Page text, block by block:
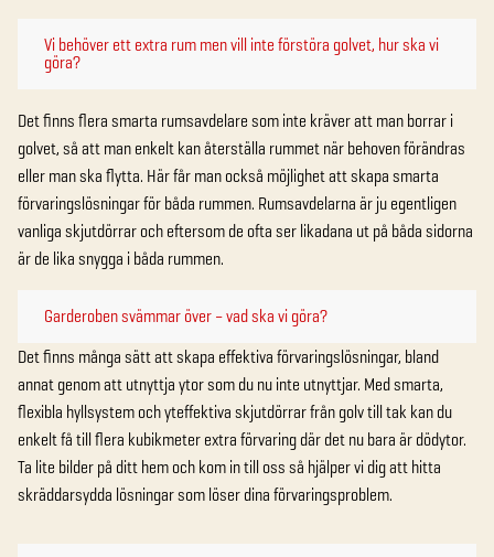
Vi behöver ett extra rum men vill inte förstöra golvet, hur ska vi
göra?
Det finns flera smarta rumsavdelare som inte kräver att man borrar i
golvet, så att man enkelt kan återställa rummet när behoven förändras
eller man ska flytta. Här får man också möjlighet att skapa smarta
förvaringslösningar för båda rummen. Rumsavdelarna är ju egentligen
vanliga skjutdörrar och eftersom de ofta ser likadana ut på båda sidorna
är de lika snygga i båda rummen.
Garderoben svämmar över – vad ska vi göra?
Det finns många sätt att skapa effektiva förvaringslösningar, bland
annat genom att utnyttja ytor som du nu inte utnyttjar. Med smarta,
flexibla hyllsystem och yteffektiva skjutdörrar från golv till tak kan du
enkelt få till flera kubikmeter extra förvaring där det nu bara är dödytor.
Ta lite bilder på ditt hem och kom in till oss så hjälper vi dig att hitta
skräddarsydda lösningar som löser dina förvaringsproblem.